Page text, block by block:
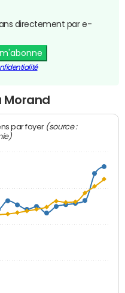
directement par e-
Morand
par foyer (source :